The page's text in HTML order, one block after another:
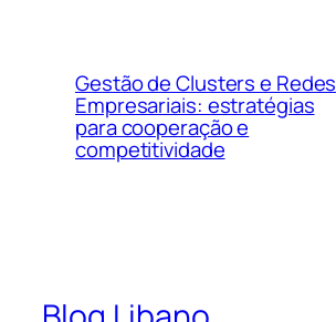
Gestão de Clusters e Redes
Empresariais: estratégias
para cooperação e
competitividade